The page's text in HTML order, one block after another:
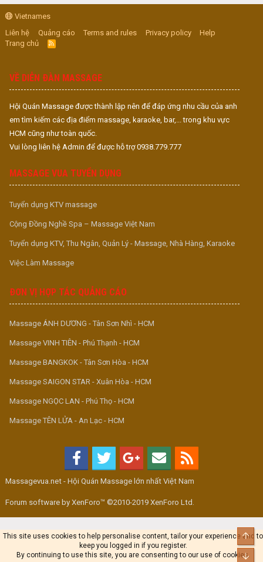
Vietnames
Liên hệ
Quảng cáo Terms and rules Privacy policy
Help
Trang chủ
R
S
VỀ DIỄN ĐÀN MASSAGE
Hội Quán Massage được thành lập nên để đáp ứng nhu cầu của anh
em tìm kiếm các địa điểm massage, karaoke, bar,... trong khu vực
HCM cũng như toàn quốc.
Vui lòng liên hệ Admin để được hỗ trợ 0938.779.777
MASSAGE VUA TUYỂN DỤNG
Tuyển dụng KTV massage
Cộng Đồng Nghề Spa – Massage Việt Nam
Tuyển dụng KTV, Thu Ngân, Quản Lý - Massage, Nhà Hàng, Karaoke
Việc Làm Massage
ĐƠN VỊ HỢP TÁC QUẢNG CÁO
Massage ÁNH DƯƠNG - Tân Sơn Nhì - HCM
Massage VINH TIÊN - Phú Thạnh - HCM
Massage BANGKOK - Tân Sơn Hòa - HCM
Massage SAIGON STAR - Xuân Hòa - HCM
Massage NGỌC LAN - Phú Thọ - HCM
Massage TÊN LỬA - An Lạc - HCM
Massagevua.net - Hội Quán Massage lớn nhất Việt Nam
Forum software by XenForo™ ©2010-2019 XenForo Ltd.
This site uses cookies to help personalise content, tailor your experience and to
keep you logged in if you register.
By continuing to use this site, you are consenting to our use of cookies.
Top